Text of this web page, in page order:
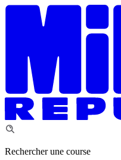
Rechercher une course